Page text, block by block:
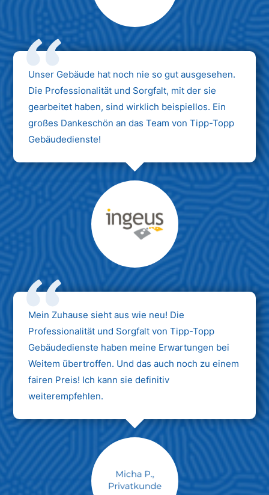
Max Mustermann
Unternehmen AG
Unser Gebäude hat noch nie so gut ausgesehen.
Die Professionalität und Sorgfalt, mit der sie
gearbeitet haben, sind wirklich beispiellos. Ein
großes Dankeschön an das Team von Tipp-Topp
Gebäudedienste!
Max Mustermann
Unternehmen AG
Mein Zuhause sieht aus wie neu! Die
Professionalität und Sorgfalt von Tipp-Topp
Gebäudedienste haben meine Erwartungen bei
Weitem übertroffen. Und das auch noch zu einem
fairen Preis! Ich kann sie definitiv
weiterempfehlen.